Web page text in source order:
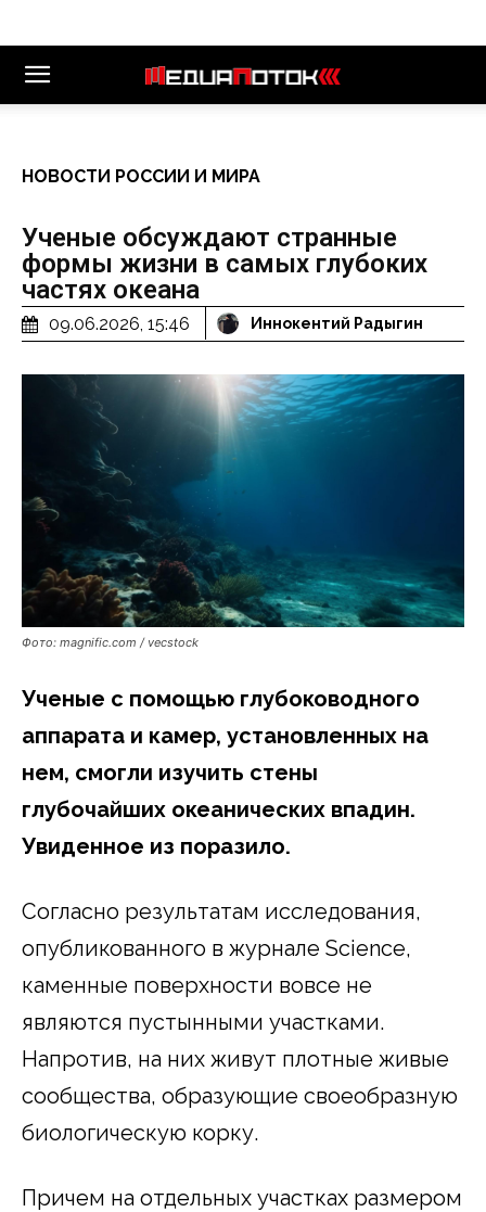
НОВОСТИ РОССИИ И МИРА
Ученые обсуждают странные
формы жизни в самых глубоких
частях океана
09.06.2026, 15:46 Иннокентий Радыгин
Фото: magnific.com / vecstock
Ученые с помощью глубоководного
аппарата и камер, установленных на
нем, смогли изучить стены
глубочайших океанических впадин.
Увиденное из поразило.
Согласно результатам исследования,
опубликованного в журнале Science,
каменные поверхности вовсе не
являются пустынными участками.
Напротив, на них живут плотные живые
сообщества, образующие своеобразную
биологическую корку.
Причем на отдельных участках размером